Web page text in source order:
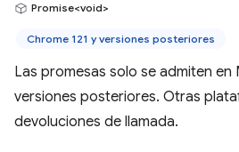
Promise<void>
Chrome 121 y versiones posteriores
Las promesas solo se admiten en
versiones posteriores. Otras
devoluciones de llamada.